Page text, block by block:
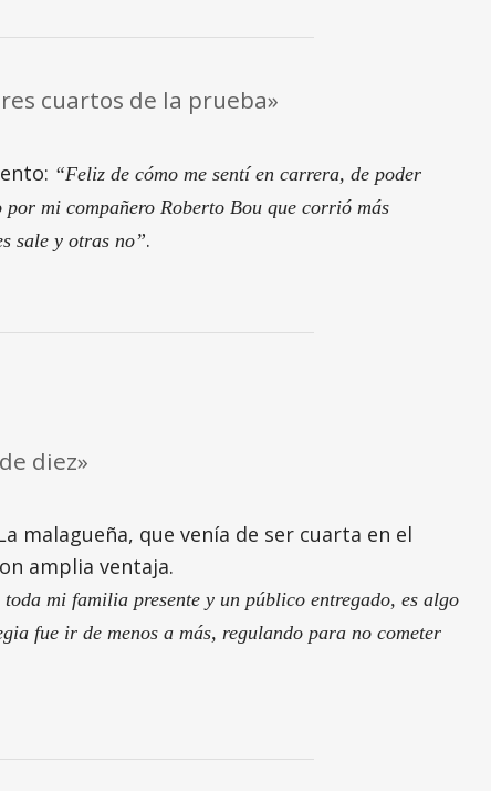
cuartos de la prueba»
“Feliz de cómo me sentí en carrera, de poder
mi compañero Roberto Bou que corrió más
sale y otras no”.
diez»
malagueña, que venía de ser cuarta en el
amplia ventaja.
mi familia presente y un público entregado, es algo
fue ir de menos a más, regulando para no cometer